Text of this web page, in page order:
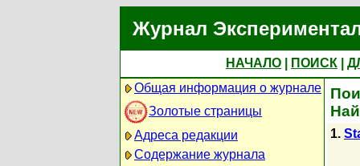
Журнал
НАЧАЛО ПОИСК
Общая информация о журнале
Золотые страницы
Адреса редакции
Содержание журнала
1.